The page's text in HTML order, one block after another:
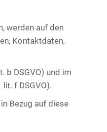
werden auf den
Kontaktdaten,
b DSGVO) und im
f DSGVO).
Bezug auf diese